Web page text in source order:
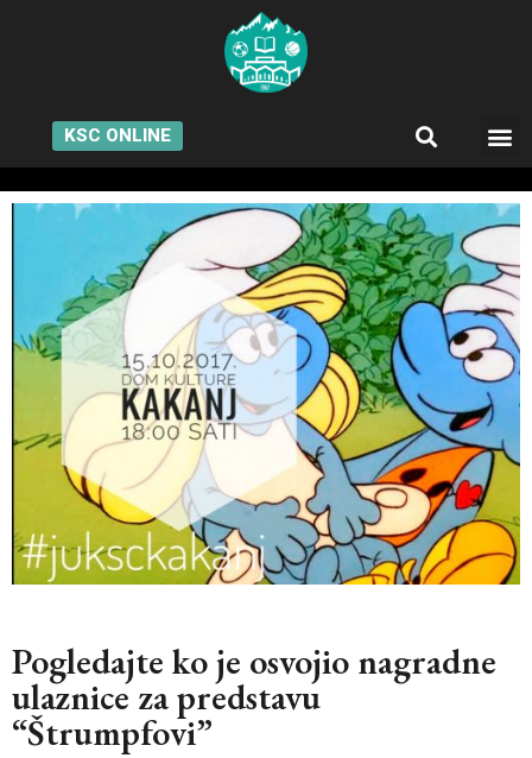
KSC ONLINE
Pogledajte ko je osvojio nagradne
ulaznice za predstavu
“Štrumpfovi”